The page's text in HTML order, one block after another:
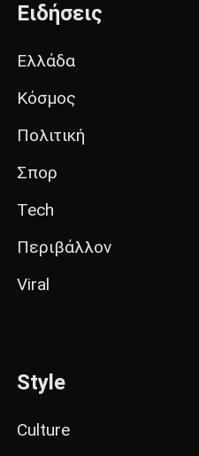
Ειδήσεις
Ελλάδα
Κόσμος
Πολιτική
Σπορ
Tech
Περιβάλλον
Viral
Style
Culture